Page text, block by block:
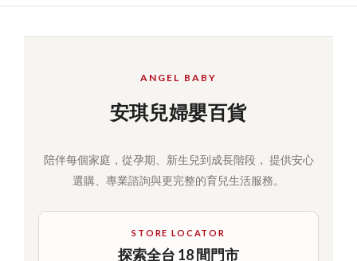
ANGEL BABY
安琪兒婦嬰百貨
陪伴每個家庭，從孕期、新生兒到成長階段， 提供安心
選購、專業諮詢與更完整的育兒生活服務。
STORE LOCATOR
探索全台 18 間門市